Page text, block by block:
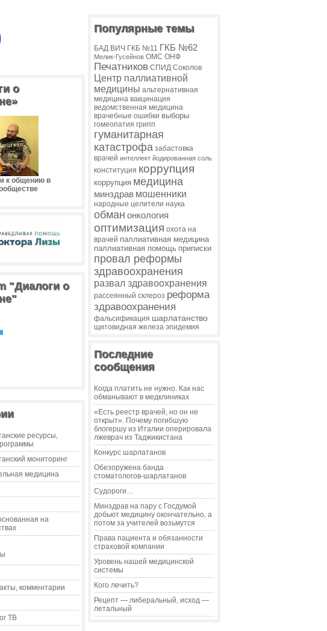
о
к общению в
"Диалоги о
ресурсы,
мониторинг
медицина
на
комментарии
ТВ
Популярные темы
БАД ВИЧ ГКБ №11 ГКБ №62
Мелик-Гусейнов ОМС ОНФ
Печатников СПИД Соколов
Центр паллиативной
медицины альтернативная
медицина вакцинация
ведомственная медицина
врачебные ошибки выборы
гомеопатия грипп
гуманитарная
катастрофа забастовка
врачей интеллект йодированная соль
конституция коррупция
коррупция медицина
минздрав мошенники
народные целители наука
обман онкология
оптимизация охота на
врачей паллиативная медицина
паллиативная помощь приписки
провал реформы
здравоохранения
развал здравоохранения
рассеянный склероз реформа
здравоохранения
фальсификация шарлатанство
щитовидная железа эпидемия
Последние
сообщения
Когда платить не нужно. Как нас
обманывают в медклиниках
«Есть реестр врачей, но он не
открыт». Почему погибшую
блогершу из Италии оперировала
лжеврач из Таджикистана
Конкурс шарлатанов
Обезоружена банда
стоматологов-шарлатанов
Судороги…
Минздрав на пару с Госдумой
добьют медицину окончательно, а
потом за учителей возьмутся
Права пациента и обязанности
страховой компании
Уровень нашей медицинской
системы
Кого лечить?
Рецепт — либеральный, исход —
летальный